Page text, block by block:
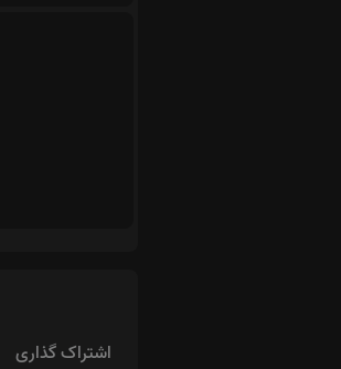
اشتراک گذاری